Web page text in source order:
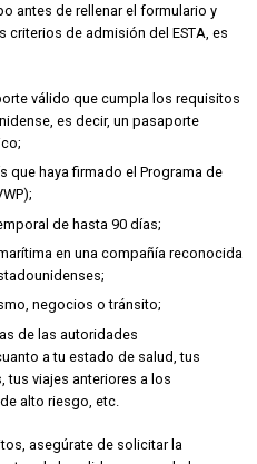
antes de rellenar el formulario y
de admisión del ESTA, es
válido que cumpla los requisitos
es decir, un pasaporte
que haya firmado el Programa de
de hasta 90 días;
en una compañía reconocida
negocios o tránsito;
de las autoridades
a tu estado de salud, tus
tus viajes anteriores a los
alto riesgo, etc.
asegúrate de solicitar la